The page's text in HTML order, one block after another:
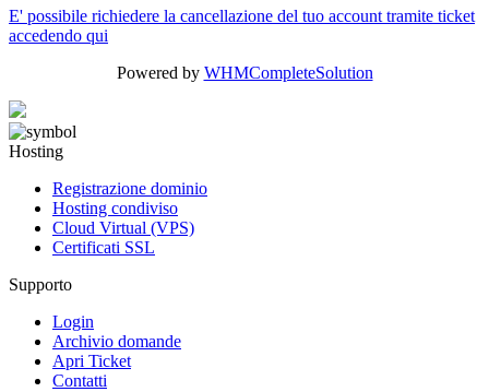
E' possibile richiedere la cancellazione del tuo account tramite ticket
accedendo qui
Powered by WHMCompleteSolution
Hosting
Registrazione dominio
Hosting condiviso
Cloud Virtual (VPS)
Certificati SSL
Supporto
Login
Archivio domande
Apri Ticket
Contatti